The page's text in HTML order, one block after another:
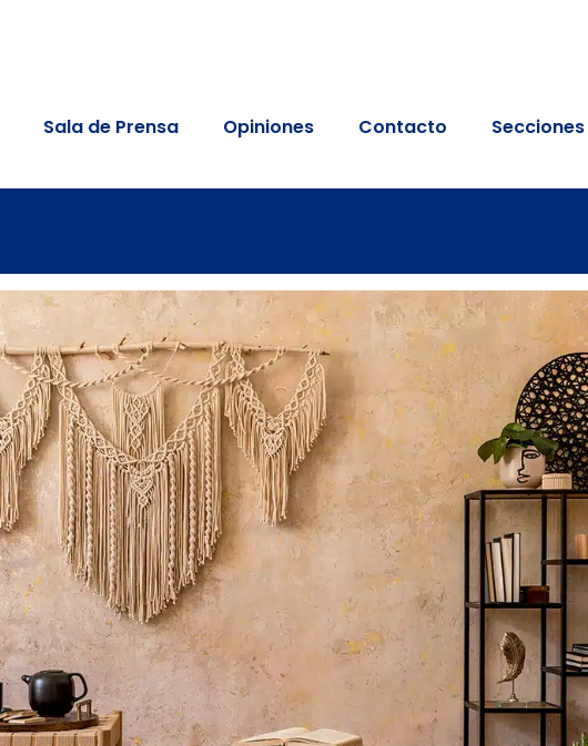
Sala de Prensa Opiniones Contacto Secciones